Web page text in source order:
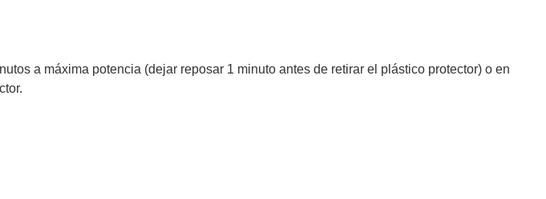
a máxima potencia (dejar reposar 1 minuto antes de retirar el plástico protector) o en